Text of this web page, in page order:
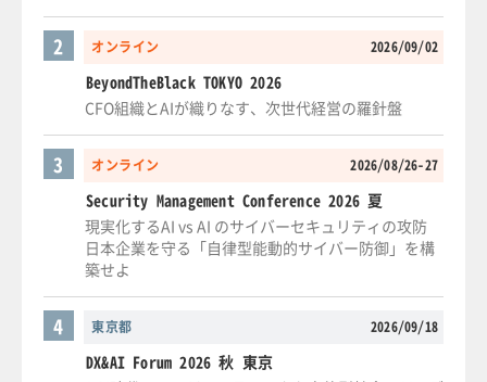
オンライン 2026/09/02
2
BeyondTheBlack TOKYO 2026
CFO組織とAIが織りなす、次世代経営の羅針盤
オンライン 2026/08/26-27
3
Security Management Conference 2026 夏
現実化するAI vs AI のサイバーセキュリティの攻防
日本企業を守る「自律型能動的サイバー防御」を構
築せよ
東京都 2026/09/18
4
DX&AI Forum 2026 秋 東京